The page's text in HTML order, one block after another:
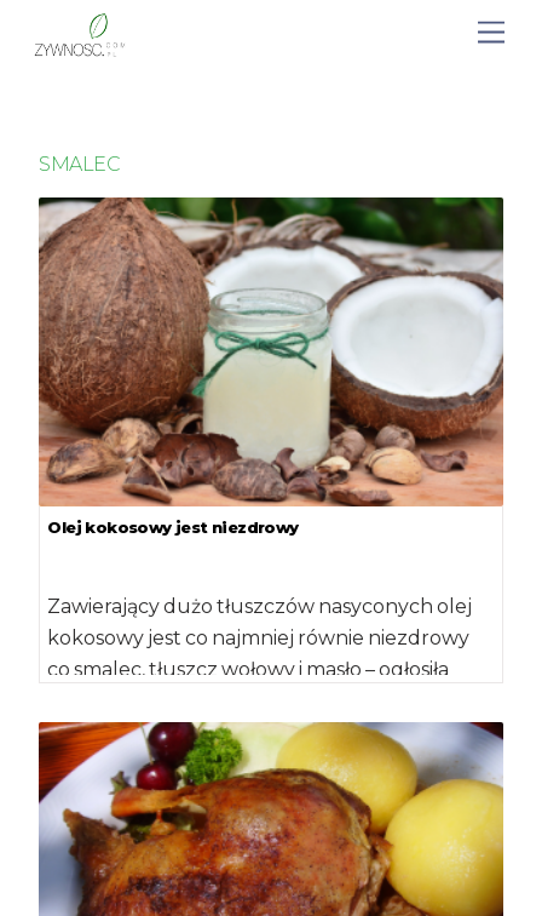
SMALEC
Olej kokosowy jest niezdrowy
Zawierający dużo tłuszczów nasyconych olej
kokosowy jest co najmniej równie niezdrowy
co smalec, tłuszcz wołowy i masło – ogłosiła